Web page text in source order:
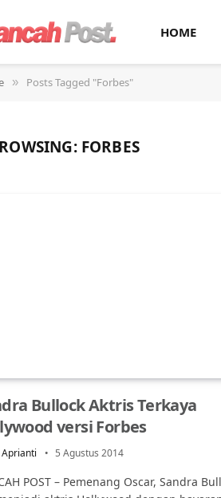
HOME
» Posts Tagged "Forbes"
FORBES
Bullock Aktris Terkaya
versi Forbes
Aprianti 5 Agustus 2014
POST – Pemenang Oscar, Sandra